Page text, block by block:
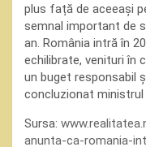
plus față de aceeași
semnal important de
an. România intră în
echilibrate, venituri în
un buget responsabil
concluzionat ministrul
Sursa:
anunta-ca-romania-